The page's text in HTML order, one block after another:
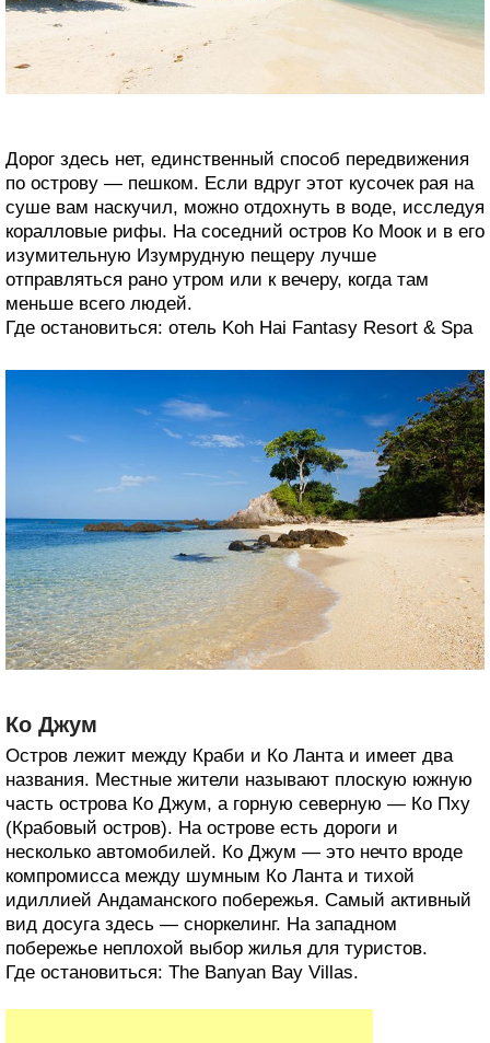
Дорог здесь нет, единственный способ передвижения
по острову — пешком. Если вдруг этот кусочек рая на
суше вам наскучил, можно отдохнуть в воде, исследуя
коралловые рифы. На соседний остров Ко Моок и в его
изумительную Изумрудную пещеру лучше
отправляться рано утром или к вечеру, когда там
меньше всего людей.
Где остановиться: отель Koh Hai Fantasy Resort & Spa
Ко Джум
Остров лежит между Краби и Ко Ланта и имеет два
названия. Местные жители называют плоскую южную
часть острова Ко Джум, а горную северную — Ко Пху
(Крабовый остров). На острове есть дороги и
несколько автомобилей. Ко Джум — это нечто вроде
компромисса между шумным Ко Ланта и тихой
идиллией Андаманского побережья. Самый активный
вид досуга здесь — сноркелинг. На западном
побережье неплохой выбор жилья для туристов.
Где остановиться: The Banyan Bay Villas.